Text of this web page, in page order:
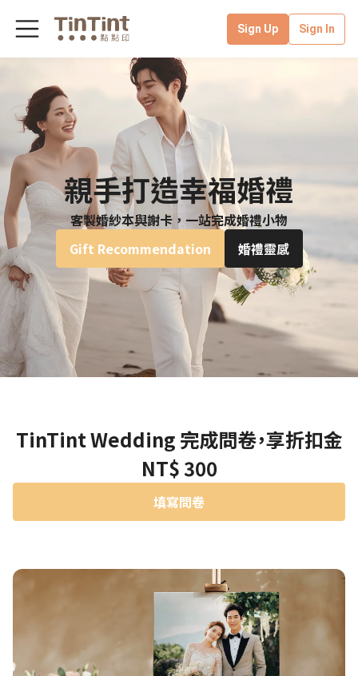
Sign Up Sign In
親手打造幸福婚禮
客製婚紗本與謝卡，一站完成婚禮小物
Gift Recommendation
婚禮靈感
TinTint Wedding 完成問卷，享折扣金
NT$ 300
填寫問卷